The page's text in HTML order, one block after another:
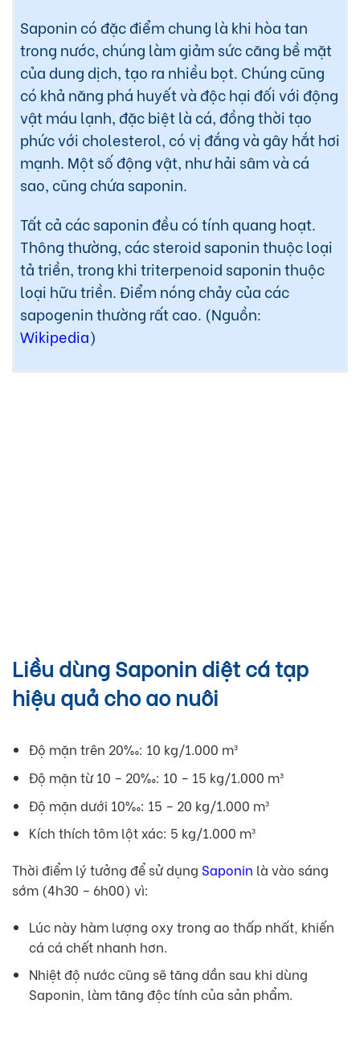
Saponin có đặc điểm chung là khi hòa tan
trong nước, chúng làm giảm sức căng bề mặt
của dung dịch, tạo ra nhiều bọt. Chúng cũng
có khả năng phá huyết và độc hại đối với động
vật máu lạnh, đặc biệt là cá, đồng thời tạo
phức với cholesterol, có vị đắng và gây hắt hơi
mạnh. Một số động vật, như hải sâm và cá
sao, cũng chứa saponin.
Tất cả các saponin đều có tính quang hoạt.
Thông thường, các steroid saponin thuộc loại
tả triền, trong khi triterpenoid saponin thuộc
loại hữu triền. Điểm nóng chảy của các
sapogenin thường rất cao. (Nguồn:
Wikipedia)
Liều dùng Saponin diệt cá tạp
hiệu quả cho ao nuôi
Độ mặn trên 20‰: 10 kg/1.000 m³
Độ mặn từ 10 – 20‰: 10 – 15 kg/1.000 m³
Độ mặn dưới 10‰: 15 – 20 kg/1.000 m³
Kích thích tôm lột xác: 5 kg/1.000 m³
Thời điểm lý tưởng để sử dụng Saponin là vào sáng
sớm (4h30 – 6h00) vì:
Lúc này hàm lượng oxy trong ao thấp nhất, khiến
cá cá chết nhanh hơn.
Nhiệt độ nước cũng sẽ tăng dần sau khi dùng
Saponin, làm tăng độc tính của sản phẩm.